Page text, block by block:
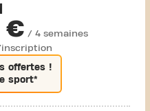
€ / 4 semaines
offertes !
sport*